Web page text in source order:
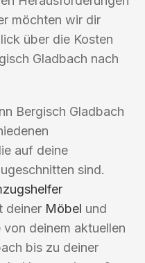
möchten wir dir
über die Kosten
Gladbach nach
Bergisch Gladbach
auf deine
sind.
deiner Möbel und
deinem aktuellen
bis zu deiner